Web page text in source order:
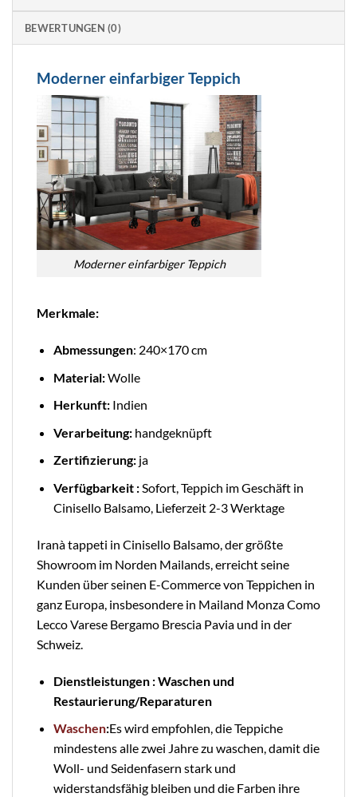
BEWERTUNGEN (0)
Moderner einfarbiger Teppich
Moderner einfarbiger Teppich
Merkmale:
Abmessungen: 240×170 cm
Material:Wolle
Herkunft: Indien
Verarbeitung:handgeknüpft
Zertifizierung:ja
Verfügbarkeit :Sofort, Teppich im Geschäft in
Cinisello Balsamo, Lieferzeit 2-3 Werktage
Iranà tappeti in Cinisello Balsamo, der größte
Showroom im Norden Mailands, erreicht seine
Kunden über seinen E-Commerce von Teppichen in
ganz Europa, insbesondere in Mailand Monza Como
Lecco Varese Bergamo Brescia Pavia und in der
Schweiz.
Dienstleistungen : Waschen und
Restaurierung/Reparaturen
Waschen:Es wird empfohlen, die Teppiche
mindestens alle zwei Jahre zu waschen, damit die
Woll- und Seidenfasern stark und
widerstandsfähig bleiben und die Farben ihre